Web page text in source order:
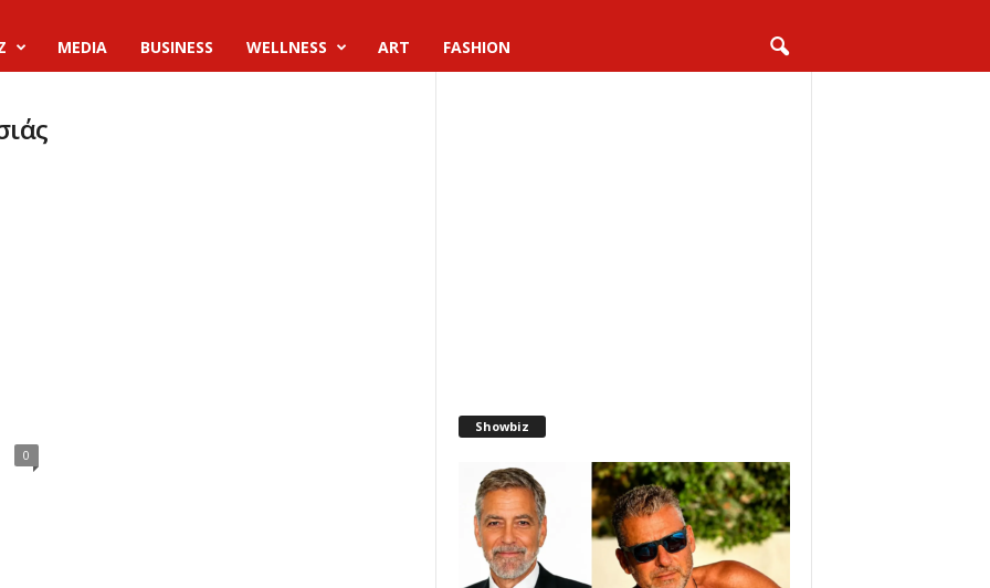
MEDIA BUSINESS WELLNESS ART FASHION
0
Showbiz